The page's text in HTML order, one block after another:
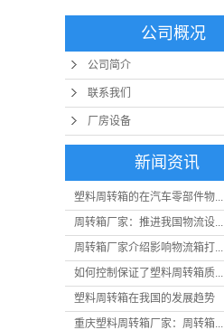
公司概况
公司简介
联系我们
厂房设备
新闻资讯
塑料周转箱的在汽车零部件物...
周转箱厂家：推进我国物流设...
周转箱厂家介绍影响物流箱打...
如何控制保证了塑料周转箱质...
塑料周转箱在我国的发展趋势
重庆塑料周转箱厂家：周转箱...